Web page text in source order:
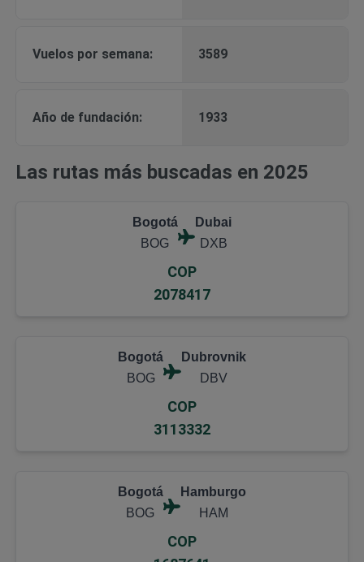
Vuelos por semana: 3589
Año de fundación: 1933
Las rutas más buscadas en 2025
Bogotá
BOG
Dubai
DXB
COP
2078417
Bogotá
BOG
Dubrovnik
DBV
COP
3113332
Bogotá
BOG
Hamburgo
HAM
COP